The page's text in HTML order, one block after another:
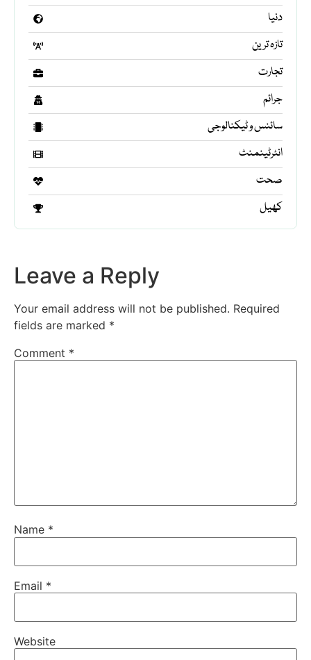
دنیا
تازہ ترین
تجارت
جرائم
سائنس و ٹیکنالوجی
انٹرٹینمنٹ
صحت
کھیل
Leave a Reply
Your email address will not be published. Required
fields are marked *
Comment *
Name *
Email *
Website